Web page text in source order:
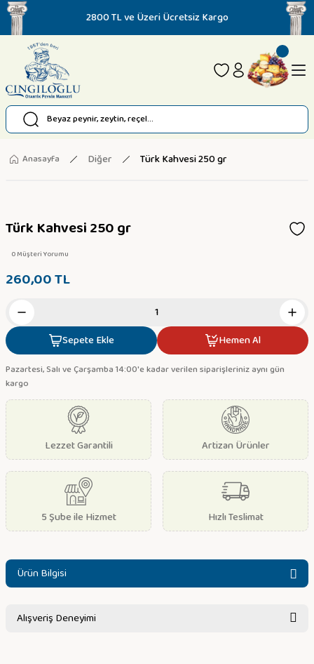
2800 TL ve Üzeri Ücretsiz Kargo
Anasayfa Diğer Türk Kahvesi 250 gr
Türk Kahvesi 250 gr
0 Müşteri Yorumu
260,00 TL
Sepete Ekle Hemen Al
Pazartesi, Salı ve Çarşamba 14:00'e kadar verilen siparişleriniz aynı gün
kargo
Lezzet Garantili Artizan Ürünler
5 Şube ile Hizmet Hızlı Teslimat
Ürün Bilgisi
Alışveriş Deneyimi